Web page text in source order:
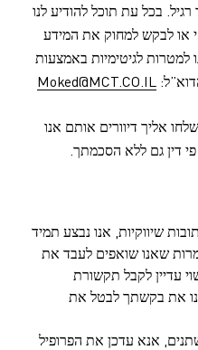
בכל עת תוכל להודיע לנו
או לבקש למחוק את המידע
למטרות לגיטימיות באמצעות
Moked@MCT.CO.IL
אליך דיוורים אותם אנו
דין גם ללא הסכמתך.
שיווקיות, אנו נבצע תמיד
שאנו שואפים לעבד את
עדיין לקבל תקשורת
את בקשתך לבטל את
אנא עדכן את הפרופיל